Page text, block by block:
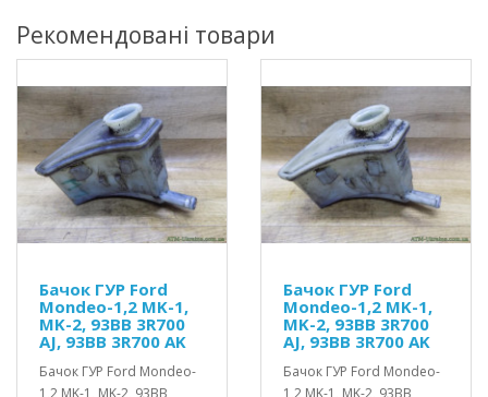
Рекомендовані товари
Бачок ГУР Ford
Mondeo-1,2 MK-1,
MK-2, 93BB 3R700
AJ, 93BB 3R700 AK
Бачок ГУР Ford Mondeo-
1,2 MK-1, MK-2, 93BB
Бачок ГУР Ford
Mondeo-1,2 MK-1,
MK-2, 93BB 3R700
AJ, 93BB 3R700 AK
Бачок ГУР Ford Mondeo-
1,2 MK-1, MK-2, 93BB